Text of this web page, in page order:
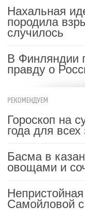
Нахальная
породила
случилось
В Финляндии
правду о
РЕКОМЕНДУЕМ
Гороскоп на
года для всех
Басма в
овощами и
Самойловой